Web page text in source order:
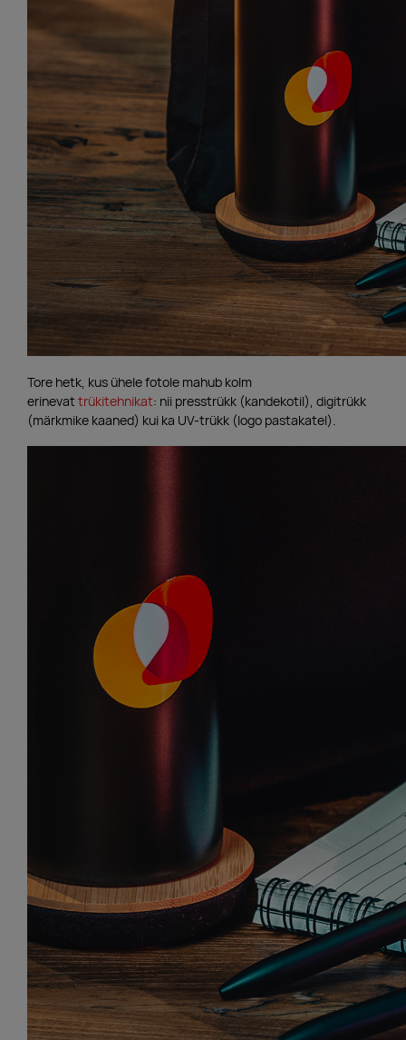
Tore hetk, kus ühele fotole mahub kolm
erinevat trükitehnikat: nii presstrükk (kandekotil), digitrükk
(märkmike kaaned) kui ka UV-trükk (logo pastakatel).